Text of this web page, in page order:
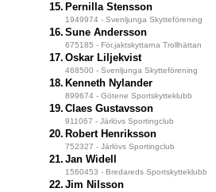
15. Pernilla Stensson
1949974 - Svenljunga Skytteförening
16. Sune Andersson
675185 - För.jaktskyttarna Trollhättan
17. Oskar Liljekvist
468500 - Svenljunga Skytteförening
18. Kenneth Nylander
899674 - Götene Sportskytteklubb
19. Claes Gustavsson
911067 - Järlövs Sportingclub
20. Robert Henriksson
752327 - Järlövs Sportingclub
21. Jan Widell
1560453 - Bredareds Sportskytteklubb
22. Jim Nilsson